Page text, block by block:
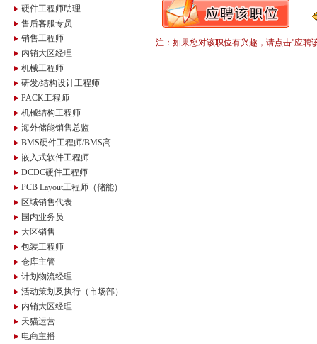
硬件工程师助理
售后客服专员
销售工程师
内销大区经理
机械工程师
研发/结构设计工程师
PACK工程师
机械结构工程师
海外储能销售总监
BMS硬件工程师/BMS高级硬件工程师
嵌入式软件工程师
DCDC硬件工程师
PCB Layout工程师（储能）
区域销售代表
国内业务员
大区销售
包装工程师
仓库主管
计划物流经理
活动策划及执行（市场部）
内销大区经理
天猫运营
电商主播
注：如果您对该职位有兴趣，请点击"应聘